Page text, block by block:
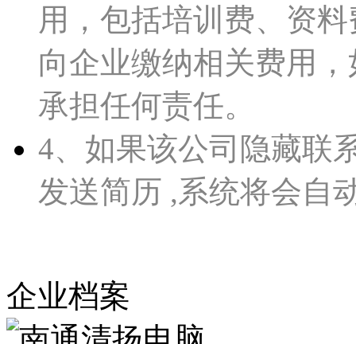
用，包括培训费、资
向企业缴纳相关费用，
承担任何责任。
4、如果该公司隐藏联
发送简历 ,系统将会自
企业档案